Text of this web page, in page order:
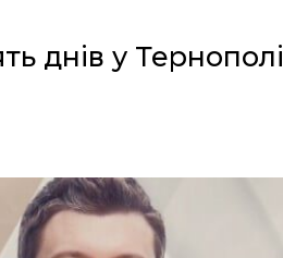
днів у Тернополі